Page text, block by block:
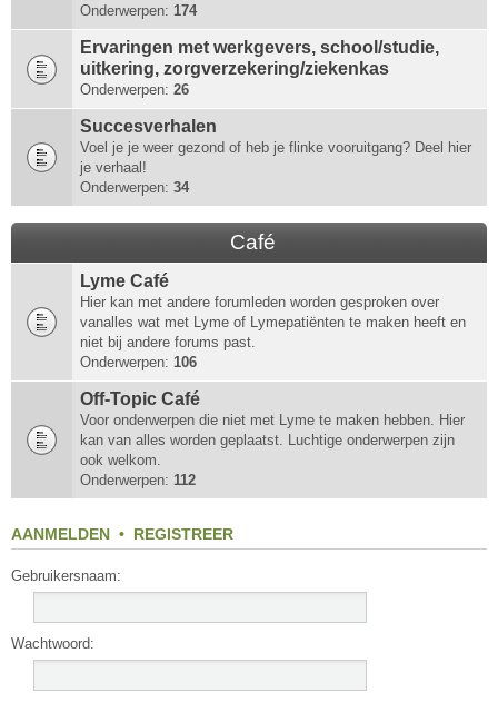
Onderwerpen: 174
Ervaringen met werkgevers, school/studie,
uitkering, zorgverzekering/ziekenkas
Onderwerpen: 26
Succesverhalen
Voel je je weer gezond of heb je flinke vooruitgang? Deel hier
je verhaal!
Onderwerpen: 34
Café
Lyme Café
Hier kan met andere forumleden worden gesproken over
vanalles wat met Lyme of Lymepatiënten te maken heeft en
niet bij andere forums past.
Onderwerpen: 106
Off-Topic Café
Voor onderwerpen die niet met Lyme te maken hebben. Hier
kan van alles worden geplaatst. Luchtige onderwerpen zijn
ook welkom.
Onderwerpen: 112
AANMELDEN • REGISTREER
Gebruikersnaam:
Wachtwoord: